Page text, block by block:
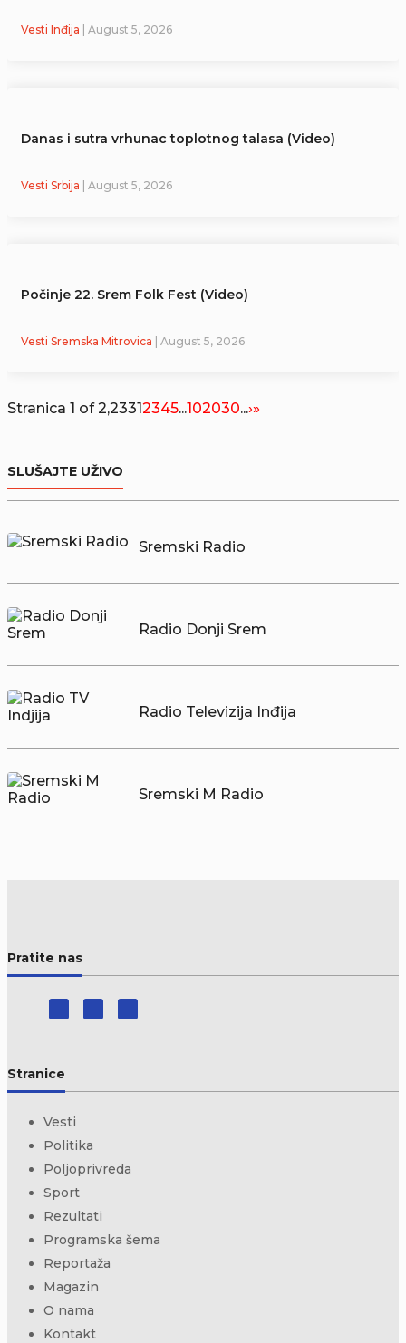
Vesti Inđija | August 5, 2026
Danas i sutra vrhunac toplotnog talasa (Video)
Vesti Srbija | August 5, 2026
Počinje 22. Srem Folk Fest (Video)
Vesti Sremska Mitrovica | August 5, 2026
Stranica 1 of 2,23312345...102030...›»
SLUŠAJTE UŽIVO
Sremski Radio
Radio Donji Srem
Radio Televizija Inđija
Sremski M Radio
Pratite nas
Stranice
Vesti
Politika
Poljoprivreda
Sport
Rezultati
Programska šema
Reportaža
Magazin
O nama
Kontakt